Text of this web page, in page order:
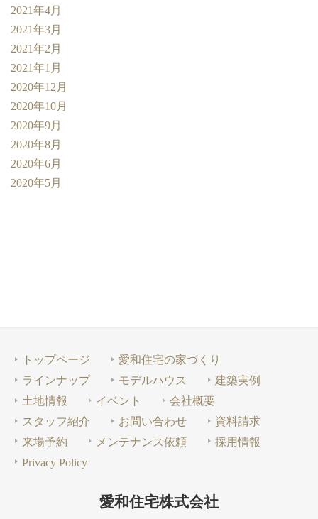
2021年4月
2021年3月
2021年2月
2021年1月
2020年12月
2020年10月
2020年9月
2020年8月
2020年6月
2020年5月
トップページ
愛和住宅の家づくり
ラインナップ
モデルハウス
建築実例
土地情報
イベント
会社概要
スタッフ紹介
お問い合わせ
資料請求
来場予約
メンテナンス依頼
採用情報
Privacy Policy
愛和住宅株式会社